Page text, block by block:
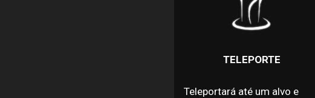
TELEPORTE
Teleportará até um alvo e